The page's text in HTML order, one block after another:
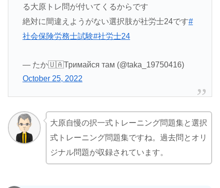
る大原トレ問が付いてくるからです
絶対に間違えようがない選択肢が社労士24です#
社会保険労務士試験#社労士24
— たか🇺🇦Тримайся там (@taka_19750416)
October 25, 2022
大原自慢の択一式トレーニング問題集と選択
式トレーニング問題集ですね。過去問とオリ
ジナル問題が収録されています。